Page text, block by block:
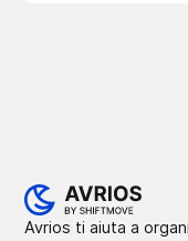
Avrios ti aiuta a